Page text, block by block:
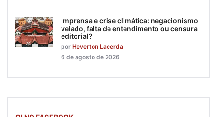
Imprensa e crise climática: negacionismo
velado, falta de entendimento ou censura
editorial?
por Heverton Lacerda
6 de agosto de 2026